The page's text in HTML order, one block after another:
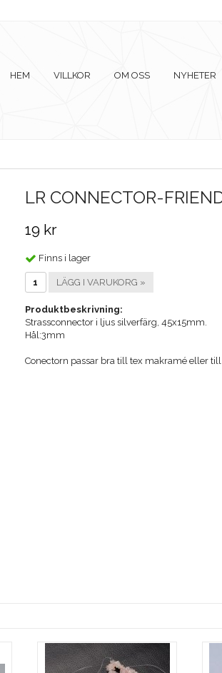
HEM VILLKOR OM OSS NYHETER
LR CONNECTOR-
19 kr
Finns i lager
LÄGG I VARUKORG »
Produktbeskrivning:
Strassconnector i ljus silverfärg, 45x15mm.
Hål:3mm
Conectorn passar bra till tex makramé eller till